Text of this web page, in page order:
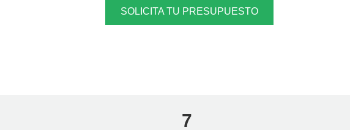
SOLICITA TU PRESUPUESTO
7